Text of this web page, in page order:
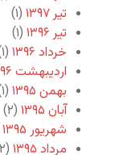
تیر ۱۳۹۷
(۱)
تیر ۱۳۹۶
(۱)
خرداد ۱۳۹۶
(۱)
اردیبهشت ۱۳۹۶
بهمن ۱۳۹۵
(۱)
آبان ۱۳۹۵
(۲)
شهریور ۱۳۹۵
مرداد ۱۳۹۵
(۲)